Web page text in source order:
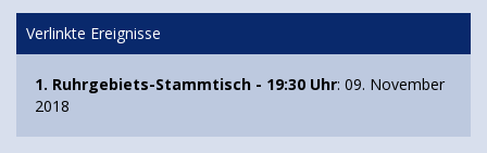
Verlinkte Ereignisse
1. Ruhrgebiets-Stammtisch - 19:30 Uhr: 09. November
2018